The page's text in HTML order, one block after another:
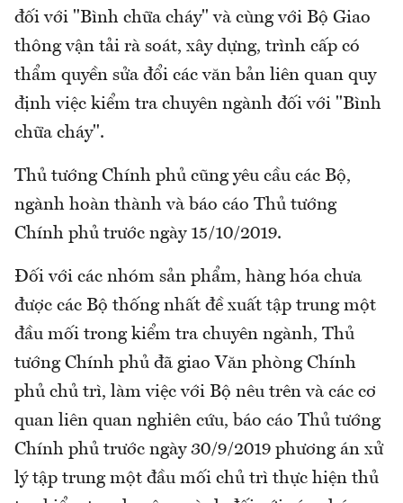
đối với "Bình chữa cháy" và cùng với Bộ Giao
thông vận tải rà soát, xây dựng, trình cấp có
thẩm quyền sửa đổi các văn bản liên quan quy
định việc kiểm tra chuyên ngành đối với "Bình
chữa cháy".
Thủ tướng Chính phủ cũng yêu cầu các Bộ,
ngành hoàn thành và báo cáo Thủ tướng
Chính phủ trước ngày 15/10/2019.
Đối với các nhóm sản phẩm, hàng hóa chưa
được các Bộ thống nhất đề xuất tập trung một
đầu mối trong kiểm tra chuyên ngành, Thủ
tướng Chính phủ đã giao Văn phòng Chính
phủ chủ trì, làm việc với Bộ nêu trên và các cơ
quan liên quan nghiên cứu, báo cáo Thủ tướng
Chính phủ trước ngày 30/9/2019 phương án xử
lý tập trung một đầu mối chủ trì thực hiện thủ